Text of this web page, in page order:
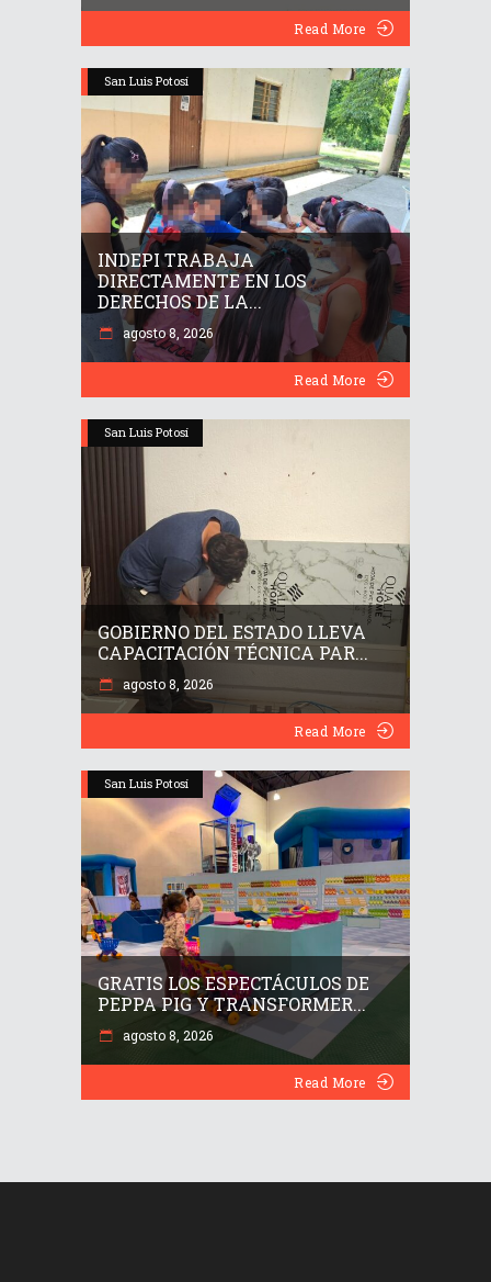
Read More
San Luis Potosí
INDEPI TRABAJA
DIRECTAMENTE EN LOS
DERECHOS DE LA...
agosto 8, 2026
Read More
San Luis Potosí
GOBIERNO DEL ESTADO LLEVA
CAPACITACIÓN TÉCNICA PAR...
agosto 8, 2026
Read More
San Luis Potosí
GRATIS LOS ESPECTÁCULOS DE
PEPPA PIG Y TRANSFORMER...
agosto 8, 2026
Read More